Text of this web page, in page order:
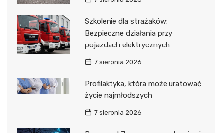
Szkolenie dla strażaków:
Bezpieczne działania przy
pojazdach elektrycznych
7 sierpnia 2026
Profilaktyka, która może uratować
życie najmłodszych
7 sierpnia 2026